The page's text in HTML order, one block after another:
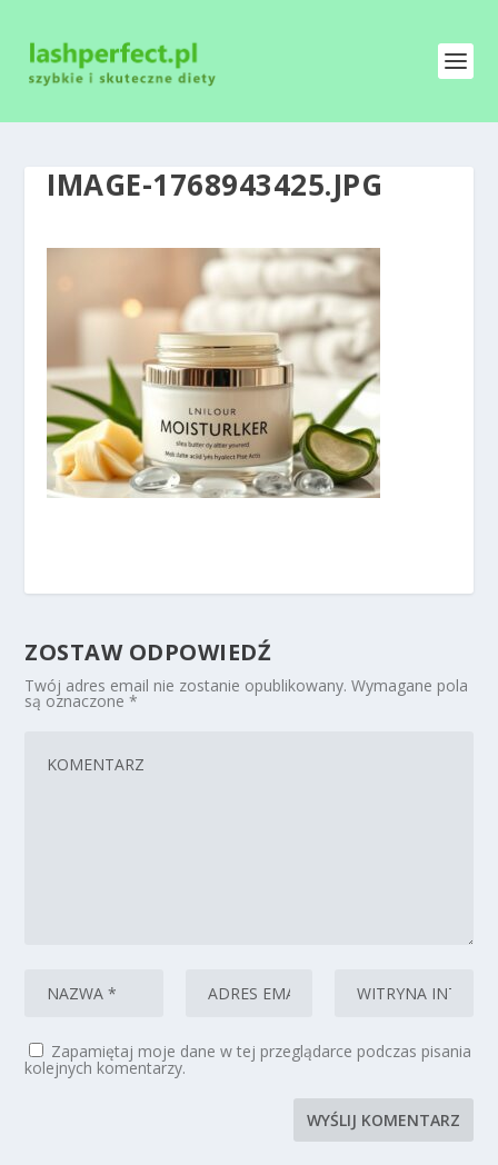
IMAGE-1768943425.JPG
ZOSTAW ODPOWIEDŹ
Twój adres email nie zostanie opublikowany. Wymagane pola
są oznaczone*
Zapamiętaj moje dane w tej przeglądarce podczas pisania
kolejnych komentarzy.